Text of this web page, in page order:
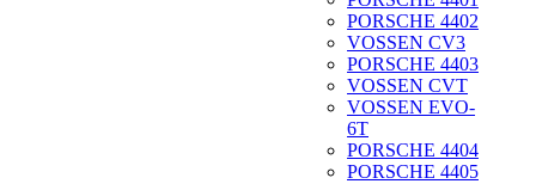
PORSCHE 4402
VOSSEN CV3
PORSCHE 4403
VOSSEN CVT
VOSSEN EVO-
6T
PORSCHE 4404
PORSCHE 4405